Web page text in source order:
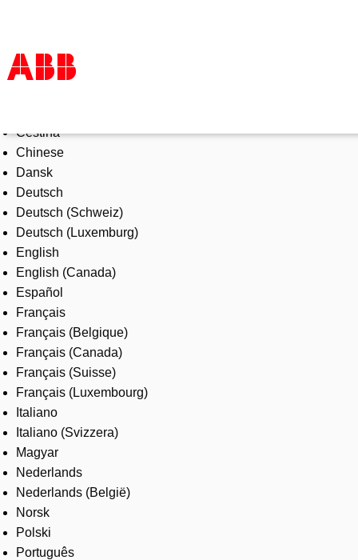
Products & Solutions
Industries
Services
About us
Where to buy
Contact us
Careers
Čeština
Chinese
Dansk
Deutsch
Deutsch (Schweiz)
Deutsch (Luxemburg)
English
English (Canada)
Español
Français
Français (Belgique)
Français (Canada)
Français (Suisse)
Français (Luxembourg)
Italiano
Italiano (Svizzera)
Magyar
Nederlands
Nederlands (België)
Norsk
Polski
Português